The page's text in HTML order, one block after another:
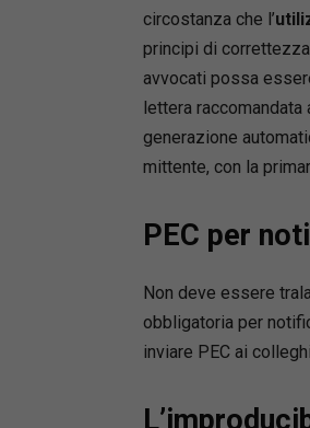
circostanza che l’
principi di
avvocati possa
lettera
generazione
mittente, con la
PEC per
Non deve essere
obbligatoria per
inviare PEC ai